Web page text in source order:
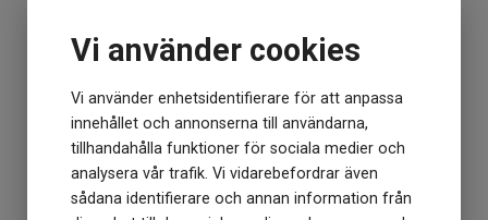
Vi använder cookies
Vi använder enhetsidentifierare för att anpassa
innehållet och annonserna till användarna,
tillhandahålla funktioner för sociala medier och
analysera vår trafik. Vi vidarebefordrar även
sådana identifierare och annan information från